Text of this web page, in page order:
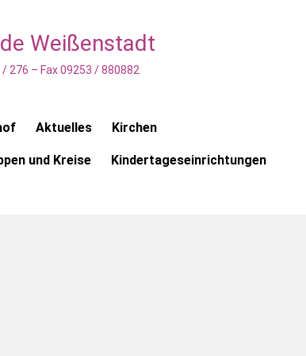
Weißenstadt
276 – Fax 09253 / 880882
Aktuelles Kirchen
und Kreise Kindertageseinrichtungen